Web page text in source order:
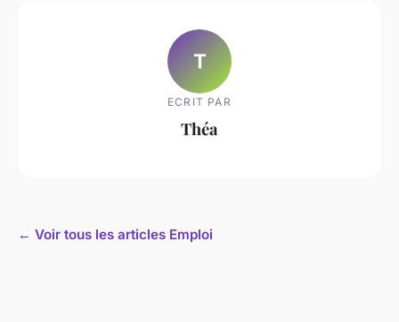
T
ECRIT PAR
Théa
← Voir tous les articles Emploi